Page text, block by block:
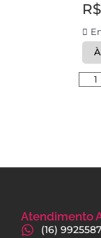
R$
Atendimento
(16)